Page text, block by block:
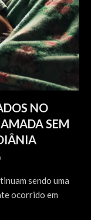
NO
SEM
sendo uma
ocorrido em